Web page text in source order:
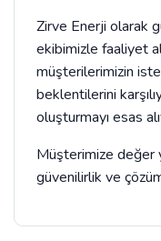
Zirve Enerji olarak
ekibimizle faaliyet
müşterilerimizin
beklentilerini
oluşturmayı esas
Müşterimize değer
güvenilirlik ve